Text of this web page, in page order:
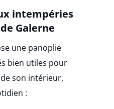
intempéries
Galerne
une panoplie
bien utiles pour
son intérieur,
: